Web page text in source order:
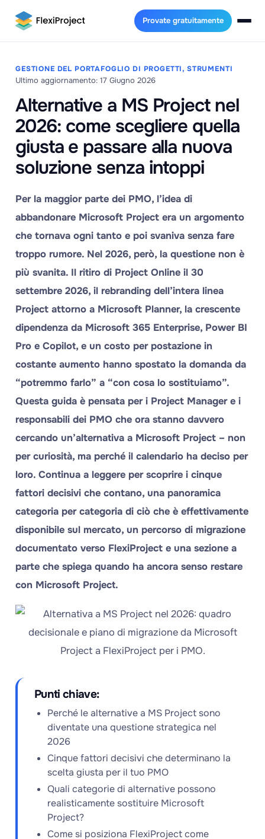
Provate gratuitamente
GESTIONE DEL PORTAFOGLIO DI PROGETTI, STRUMENTI
Ultimo aggiornamento: 17 Giugno 2026
Alternative a MS Project nel
2026: come scegliere quella
giusta e passare alla nuova
soluzione senza intoppi
Per la maggior parte dei PMO, l’idea di
abbandonare Microsoft Project era un argomento
che tornava ogni tanto e poi svaniva senza fare
troppo rumore. Nel 2026, però, la questione non è
più svanita. Il ritiro di Project Online il 30
settembre 2026, il rebranding dell’intera linea
Project attorno a Microsoft Planner, la crescente
dipendenza da Microsoft 365 Enterprise, Power BI
Pro e Copilot, e un costo per postazione in
costante aumento hanno spostato la domanda da
“potremmo farlo” a “con cosa lo sostituiamo”.
Questa guida è pensata per i Project Manager e i
responsabili dei PMO che ora stanno davvero
cercando un’alternativa a Microsoft Project – non
per curiosità, ma perché il calendario ha deciso per
loro. Continua a leggere per scoprire i cinque
fattori decisivi che contano, una panoramica
categoria per categoria di ciò che è effettivamente
disponibile sul mercato, un percorso di migrazione
documentato verso FlexiProject e una sezione a
parte che spiega quando ha ancora senso restare
con Microsoft Project.
Punti chiave:
Perché le alternative a MS Project sono
diventate una questione strategica nel
2026
Cinque fattori decisivi che determinano la
scelta giusta per il tuo PMO
Quali categorie di alternative possono
realisticamente sostituire Microsoft
Project?
Come si posiziona FlexiProject come